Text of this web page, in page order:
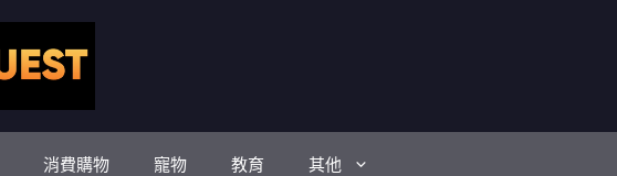
消費購物 寵物 教育 其他